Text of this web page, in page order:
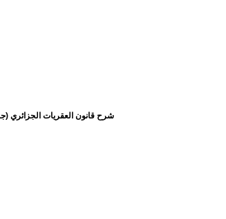
شرح قانون العقريات الجزائري